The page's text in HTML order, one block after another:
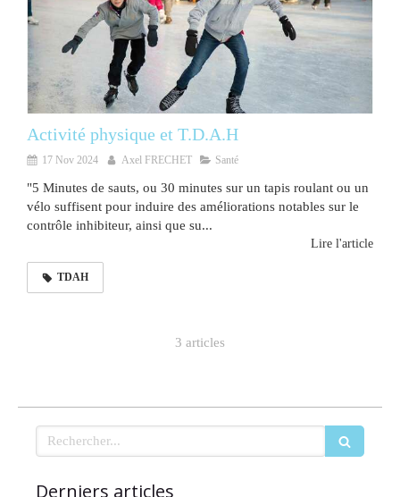
Activité physique et T.D.A.H
17 Nov 2024 Axel FRECHET Santé
"5 Minutes de sauts, ou 30 minutes sur un tapis roulant ou un
vélo suffisent pour induire des améliorations notables sur le
contrôle inhibiteur, ainsi que su...
Lire l'article
TDAH
3 articles
Rechercher
Derniers articles